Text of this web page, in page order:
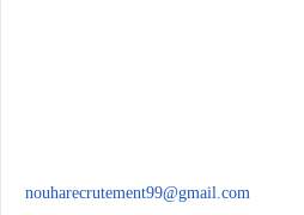
nouharecrutement99@gmail.com